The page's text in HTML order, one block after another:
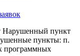
Нарушенный пункт
пункты: п.
программных